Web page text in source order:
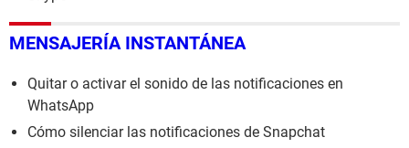
MENSAJERÍA INSTANTÁNEA
Quitar o activar el sonido de las notificaciones en
WhatsApp
Cómo silenciar las notificaciones de Snapchat